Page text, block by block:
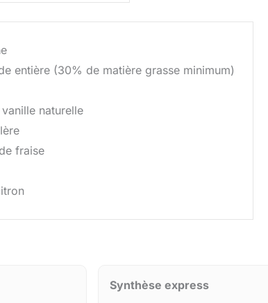
entière (30% de matière grasse minimum)
naturelle
fraise
Synthèse express